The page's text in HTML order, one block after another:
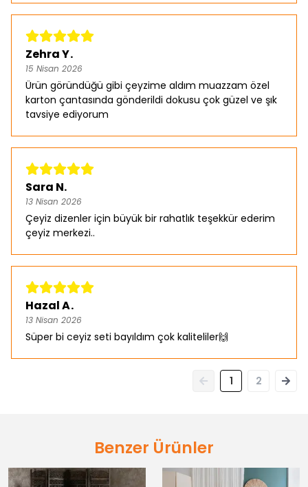
Zehra Y.
15 Nisan 2026
Ürün göründüğü gibi çeyzime aldım muazzam özel
karton çantasında gönderildi dokusu çok güzel ve şık
tavsiye ediyorum
Sara N.
13 Nisan 2026
Çeyiz dizenler için büyük bir rahatlık teşekkür ederim
çeyiz merkezi..
Hazal A.
13 Nisan 2026
Süper bi ceyiz seti bayıldım çok kaliteliler🙌
1 2
Benzer Ürünler